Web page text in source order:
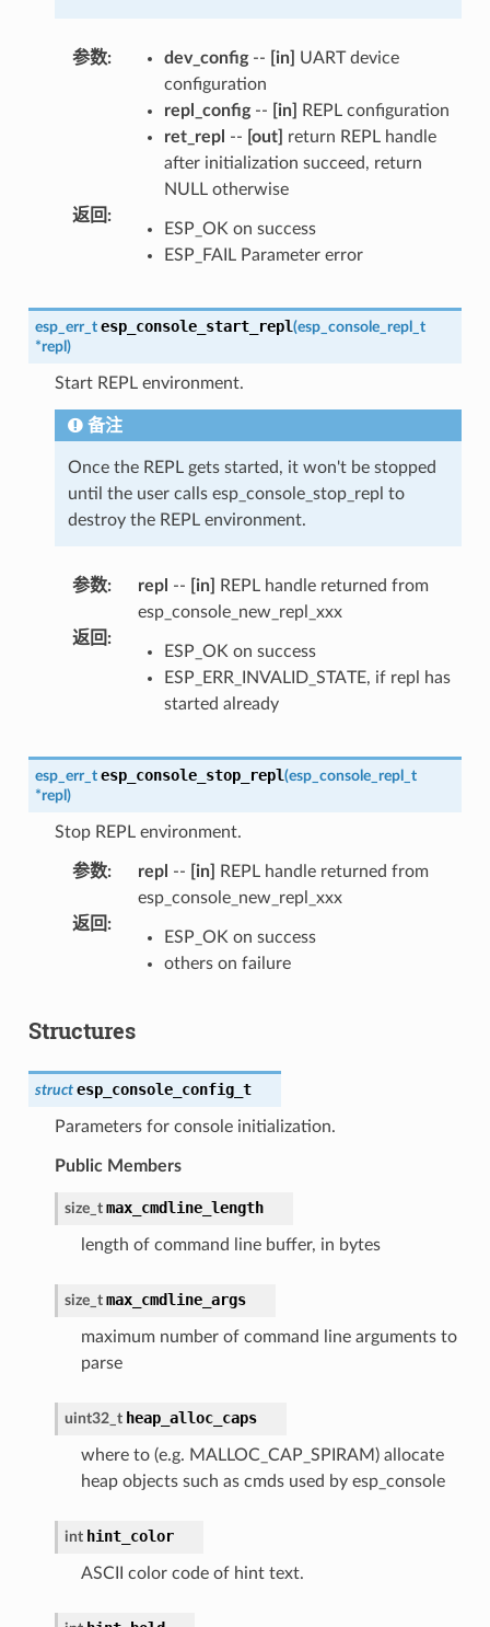
参数: dev_config-- [in]
UART device
configuration
repl_config-- [in]
REPL configuration
ret_repl -- [out]
return REPL handle
after initialization succeed, return
NULL otherwise
返回 :
ESP_OK on success
ESP_FAIL Parameter error
esp_err_t esp_console_start_repl(esp_console_repl_t
*repl )
Start REPL environment.
备注
Once the REPL gets started, it won't be stopped
until the user calls esp_console_stop_repl to
destroy the REPL environment.
参数: repl -- [in]
REPL handle returned from
esp_console_new_repl_xxx
返回 :
ESP_OK on success
ESP_ERR_INVALID_STATE, if repl has
started already
esp_err_t esp_console_stop_repl(esp_console_repl_t
*repl )
Stop REPL environment.
参数: repl -- [in]
REPL handle returned from
esp_console_new_repl_xxx
返回 :
ESP_OK on success
others on failure
Structures
struct esp_console_config_t
Parameters for console initialization.
Public Members
size_t max_cmdline_length
length of command line buffer, in bytes
size_t max_cmdline_args
maximum number of command line arguments to
parse
uint32_t heap_alloc_caps
where to (e.g. MALLOC_CAP_SPIRAM) allocate
heap objects such as cmds used by esp_console
int hint_color
ASCII color code of hint text.